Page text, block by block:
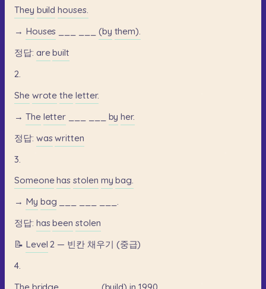
They build houses.
→ Houses (by them).
정답: are built
2.
She wrote the letter.
→ The letter by her.
정답: was written
3.
Someone has stolen my bag.
→ My bag
___.
정답: has been stolen
📝 Level 2 — 빈칸 채우기 (중급)
4.
The bridge (build) in 1990.